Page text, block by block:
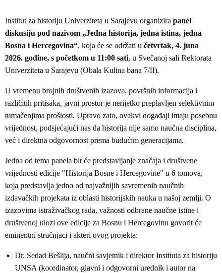
Institut za historiju Univerziteta u Sarajevu organizira panel
diskusiju pod nazivom „Jedna historija, jedna istina, jedna
Bosna i Hercegovina“, koja će se održati u četvrtak, 4. juna
2026. godine, s početkom u 11:00 sati, u Svečanoj sali Rektorata
Univerziteta u Sarajevu (Obala Kulina bana 7/II).
U vremenu brojnih društvenih izazova, površnih informacija i
različitih pritisaka, javni prostor je nerijetko preplavljen selektivnim
tumačenjima prošlosti. Upravo zato, ovakvi događaji imaju posebnu
vrijednost, podsjećajući nas da historija nije samo naučna disciplina,
već i direktna odgovornost prema budućim generacijama.
Jedna od tema panela bit će predstavljanje značaja i društvene
vrijednosti edicije "Historija Bosne i Hercegovine" u 6 tomova,
koja predstavlja jedno od najvažnijih savremenih naučnih
izdavačkih projekata iz oblasti historijskih nauka u našoj zemlji. O
izazovima istraživačkog rada, važnosti odbrane naučne istine i
društvenoj ulozi ove edicije za Bosnu i Hercegovinu govorit će
eminentni stručnjaci i akteri ovog projekta:
Dr. Sedad Bešlija, naučni savjetnik i direktor Instituta za historiju
UNSA (koordinator, glavni i odgovorni urednik i autor na